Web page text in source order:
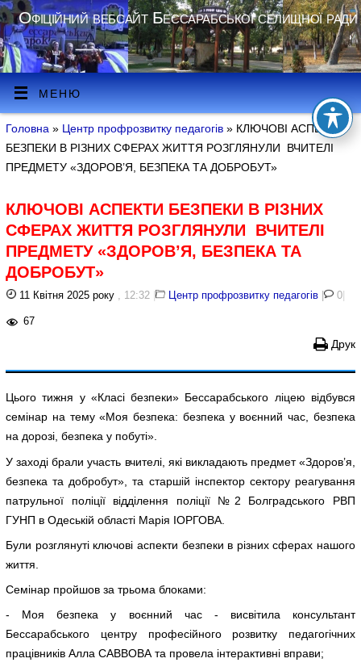
Офіційний вебсайт Бессарабської селищної ради
МЕНЮ
Головна » Центр профрозвитку педагогів » КЛЮЧОВІ АСПЕКТИ
БЕЗПЕКИ В РІЗНИХ СФЕРАХ ЖИТТЯ РОЗГЛЯНУЛИ ВЧИТЕЛІ
ПРЕДМЕТУ «ЗДОРОВ’Я, БЕЗПЕКА ТА ДОБРОБУТ»
КЛЮЧОВІ АСПЕКТИ БЕЗПЕКИ В РІЗНИХ
СФЕРАХ ЖИТТЯ РОЗГЛЯНУЛИ ВЧИТЕЛІ
ПРЕДМЕТУ «ЗДОРОВ’Я, БЕЗПЕКА ТА
ДОБРОБУТ»
11 Квітня 2025 року , 12:32 | Центр профрозвитку педагогів | 0
67
Друк
Цього тижня у «Класі безпеки» Бессарабського ліцею відбувся
семінар на тему «Моя безпека: безпека у воєнний час, безпека
на дорозі, безпека у побуті».
У заході брали участь вчителі, які викладають предмет «Здоров’я,
безпека та добробут», та старшій інспектор сектору реагування
патрульної поліції відділення поліції №2 Болградського РВП
ГУНП в Одеській області Марія ІОРГОВА.
Були розглянуті ключові аспекти безпеки в різних сферах нашого
життя.
Семінар пройшов за трьома блоками:
- Моя безпека у воєнний час - висвітила консультант
Бессарабського центру професійного розвитку педагогічних
працівників Алла САВВОВА та провела інтерактивні вправи;